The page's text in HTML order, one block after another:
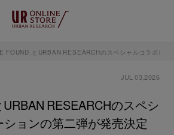
FOUND.とURBAN RESEARCHのスペシャルコラボレー
JUL 03,2026
RESEARCHのスペシ
ョンの第二弾が発売決定